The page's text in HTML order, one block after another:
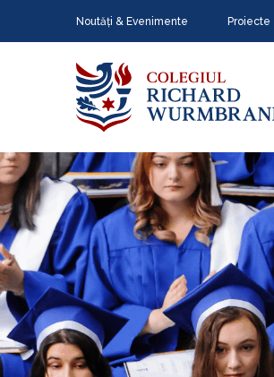
Noutăți & Evenimente Proiecte